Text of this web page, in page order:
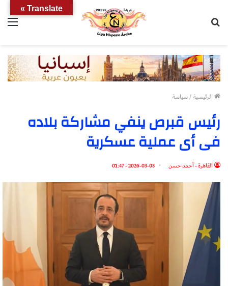
الرئيسية/سياسة
رئيس قبرص ينفي مشاركة بلاده
فى أى عملية عسكرية
القاهرة - أحمد حسن 2026-03-03 - 01:47
Translate »